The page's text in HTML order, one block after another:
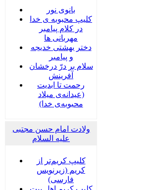
بانوی نور
کلیپ محبوبه ی خدا
در کلام پیامبر
مهربانی ها
دختر بهشتی خدیجه
و پیامبر
سلام بر درّ درخشان
آفرینش
رحمت تا ابدیت
(عیدانه‌ی میلاد
محبوبه‌ی خدا)
ولادت امام حسن مجتبی
علیه السلام
کلیپ کریم‌تر از
کریم (زیرنویس
فارسی)